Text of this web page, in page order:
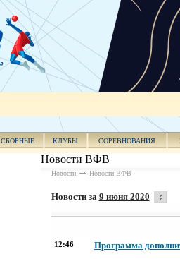
СБОРНЫЕ КЛУБЫ СОРЕВНОВАНИЯ
Новости ВФВ
Новости Новости ВФВ
Новости за 9 июня 2020
12:46 Программа